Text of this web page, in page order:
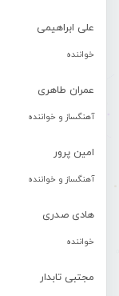
علی ابراهیمی
خواننده
عمران طاهری
آهنگساز و خواننده
امین پرور
آهنگساز و خواننده
هادی صدری
خواننده
مجتبی تابدار